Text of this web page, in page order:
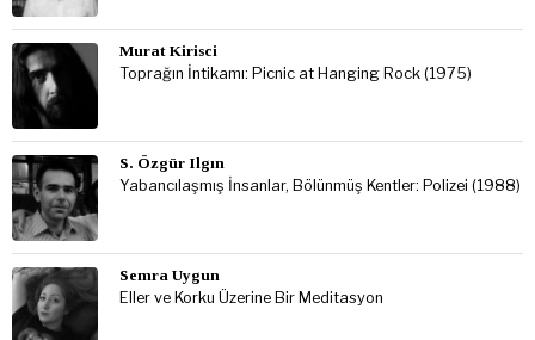
Murat Kirisci
Toprağın İntikamı: Picnic at Hanging Rock (1975)
S. Özgür Ilgın
Yabancılaşmış İnsanlar, Bölünmüş Kentler: Polizei (1988)
Semra Uygun
Eller ve Korku Üzerine Bir Meditasyon